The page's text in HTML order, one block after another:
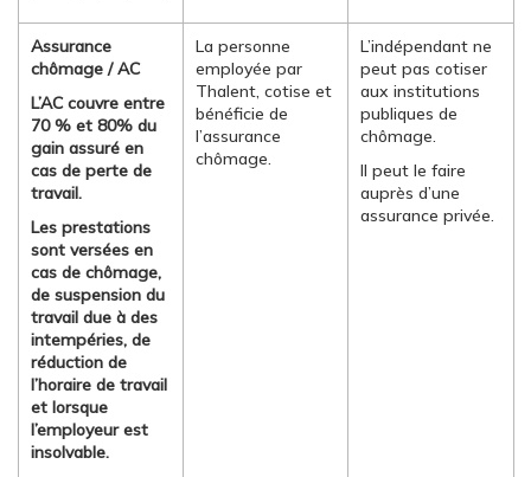
Assurance
chômage / AC
L’AC couvre entre
70 % et 80% du
gain assuré en
cas de perte de
travail.
Les prestations
sont versées en
cas de chômage,
de suspension du
travail due à des
intempéries, de
réduction de
l’horaire de travail
et lorsque
l’employeur est
insolvable.
La personne
employée par
Thalent, cotise et
bénéficie de
l’assurance
chômage.
L’indépendant ne
peut pas cotiser
aux institutions
publiques de
chômage.
Il peut le faire
auprès d’une
assurance privée.